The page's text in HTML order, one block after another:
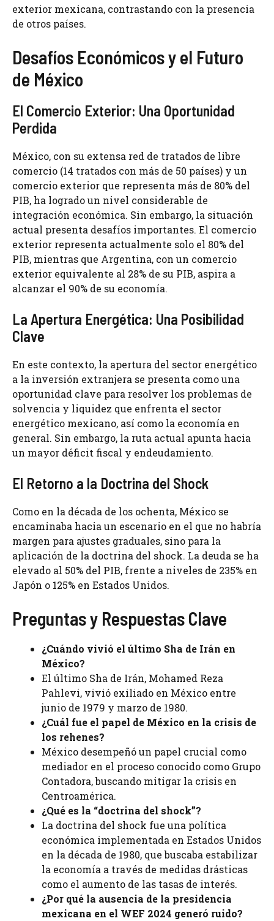
exterior mexicana, contrastando con la presencia
de otros países.
Desafíos Económicos y el Futuro
de México
El Comercio Exterior: Una Oportunidad
Perdida
México, con su extensa red de tratados de libre
comercio (14 tratados con más de 50 países) y un
comercio exterior que representa más de 80% del
PIB, ha logrado un nivel considerable de
integración económica. Sin embargo, la situación
actual presenta desafíos importantes. El comercio
exterior representa actualmente solo el 80% del
PIB, mientras que Argentina, con un comercio
exterior equivalente al 28% de su PIB, aspira a
alcanzar el 90% de su economía.
La Apertura Energética: Una Posibilidad
Clave
En este contexto, la apertura del sector energético
a la inversión extranjera se presenta como una
oportunidad clave para resolver los problemas de
solvencia y liquidez que enfrenta el sector
energético mexicano, así como la economía en
general. Sin embargo, la ruta actual apunta hacia
un mayor déficit fiscal y endeudamiento.
El Retorno a la Doctrina del Shock
Como en la década de los ochenta, México se
encaminaba hacia un escenario en el que no habría
margen para ajustes graduales, sino para la
aplicación de la doctrina del shock. La deuda se ha
elevado al 50% del PIB, frente a niveles de 235% en
Japón o 125% en Estados Unidos.
Preguntas y Respuestas Clave
¿Cuándo vivió el último Sha de Irán en
México?
El último Sha de Irán, Mohamed Reza
Pahlevi, vivió exiliado en México entre
junio de 1979 y marzo de 1980.
¿Cuál fue el papel de México en la crisis de
los rehenes?
México desempeñó un papel crucial como
mediador en el proceso conocido como Grupo
Contadora, buscando mitigar la crisis en
Centroamérica.
¿Qué es la “doctrina del shock”?
La doctrina del shock fue una política
económica implementada en Estados Unidos
en la década de 1980, que buscaba estabilizar
la economía a través de medidas drásticas
como el aumento de las tasas de interés.
¿Por qué la ausencia de la presidencia
mexicana en el WEF 2024 generó ruido?